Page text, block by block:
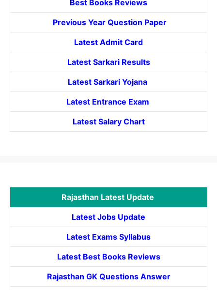
Best Books Reviews
Previous Year Question Paper
Latest Admit Card
Latest Sarkari Results
Latest Sarkari Yojana
Latest Entrance Exam
Latest Salary Chart
Rajasthan Latest Update
Latest Jobs Update
Latest Exams Syllabus
Latest Best Books Reviews
Rajasthan GK Questions Answer